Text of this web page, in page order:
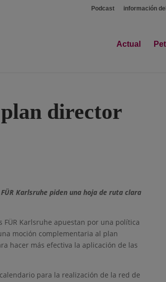
Podcast información
Actual
director
Karlsruhe piden una hoja de ruta clara
Karlsruhe apuestan por una política
moción complementaria al plan
hacer más efectiva la aplicación de las
para la realización de la red de